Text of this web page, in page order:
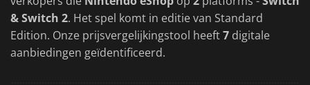
& Switch 2. Het spel komt in editie van Standard
Edition. Onze prijsvergelijkingstool heeft7 digitale
aanbiedingen geïdentificeerd.